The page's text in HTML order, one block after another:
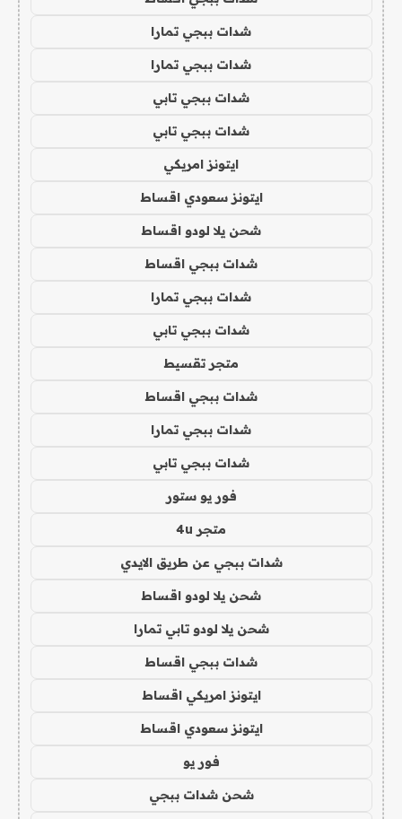
شدات ببجي تمارا
شدات ببجي تمارا
شدات ببجي تابي
شدات ببجي تابي
ايتونز امريكي
ايتونز سعودي اقساط
شحن يلا لودو اقساط
شدات ببجي اقساط
شدات ببجي تمارا
شدات ببجي تابي
متجر تقسيط
شدات ببجي اقساط
شدات ببجي تمارا
شدات ببجي تابي
فور يو ستور
متجر 4u
شدات ببجي عن طريق الايدي
شحن يلا لودو اقساط
شحن يلا لودو تابي تمارا
شدات ببجي اقساط
ايتونز امريكي اقساط
ايتونز سعودي اقساط
فور يو
شحن شدات ببجي